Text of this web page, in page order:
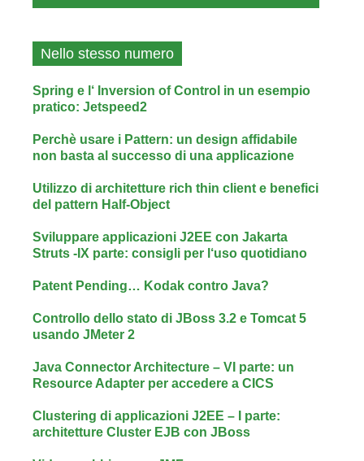
Nello stesso numero
Spring e l‘ Inversion of Control in un esempio
pratico: Jetspeed2
Perchè usare i Pattern: un design affidabile
non basta al successo di una applicazione
Utilizzo di architetture rich thin client e benefici
del pattern Half-Object
Sviluppare applicazioni J2EE con Jakarta
Struts -IX parte: consigli per l‘uso quotidiano
Patent Pending… Kodak contro Java?
Controllo dello stato di JBoss 3.2 e Tomcat 5
usando JMeter 2
Java Connector Architecture – VI parte: un
Resource Adapter per accedere a CICS
Clustering di applicazioni J2EE – I parte:
architetture Cluster EJB con JBoss